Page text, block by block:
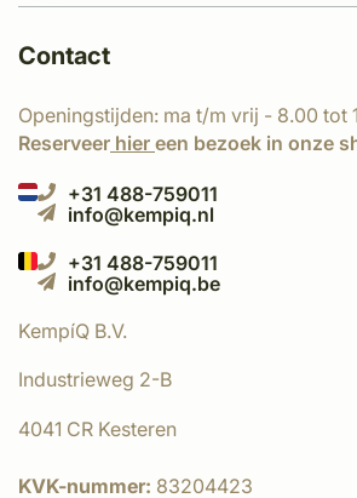
Contact
Openingstijden: ma t/m vrij - 8.00 tot
Reserveer hier een bezoek in onze
+31 488-759011
info@kempiq.nl
+31 488-759011
info@kempiq.be
KempíQ B.V.
Industrieweg 2-B
4041 CR Kesteren
KVK-nummer: 83204423